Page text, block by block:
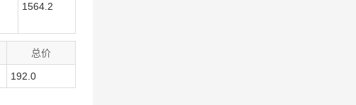
1564.2
总价
192.0